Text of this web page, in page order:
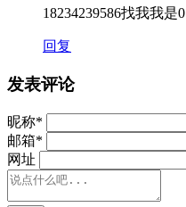
18234239586找我我是0
回复
发表评论
昵称*
邮箱*
网址